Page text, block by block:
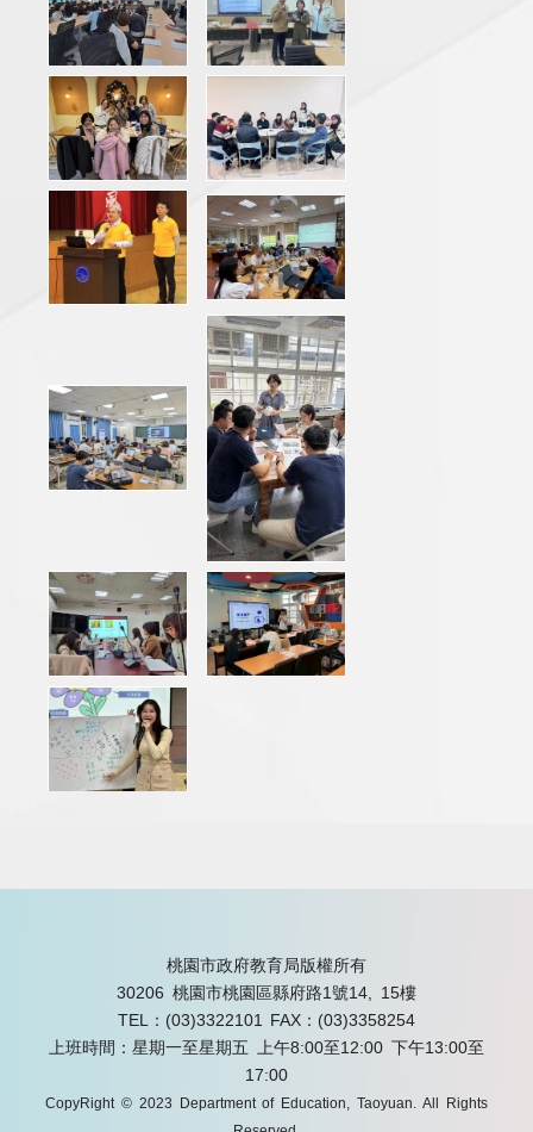
桃園市政府教育局版權所有
30206 桃園市桃園區縣府路1號14, 15樓
TEL：(03)3322101 FAX：(03)3358254
上班時間：星期一至星期五 上午8:00至12:00 下午13:00至
17:00
CopyRight © 2023 Department of Education, Taoyuan. All Rights